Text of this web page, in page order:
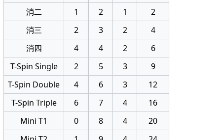
消二
1
消三
2
消四
4
T-Spin Single
2
T-Spin Double
4
T-Spin Triple
6
Mini T1
0
2
1
2
3
2
4
4
2
6
5
3
9
6
3
12
7
4
16
8
4
20